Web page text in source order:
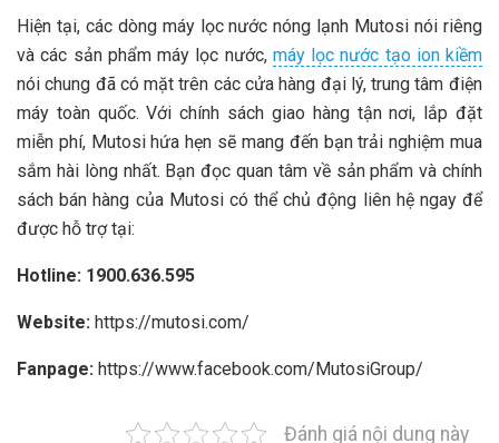
Hiện tại, các dòng máy lọc nước nóng lạnh Mutosi nói riêng
và các sản phẩm máy lọc nước, máy lọc nước tạo ion kiềm
nói chung đã có mặt trên các cửa hàng đại lý, trung tâm điện
máy toàn quốc. Với chính sách giao hàng tận nơi, lắp đặt
miễn phí, Mutosi hứa hẹn sẽ mang đến bạn trải nghiệm mua
sắm hài lòng nhất. Bạn đọc quan tâm về sản phẩm và chính
sách bán hàng của Mutosi có thể chủ động liên hệ ngay để
được hỗ trợ tại:
Hotline: 1900.636.595
Website: https://mutosi.com/
Fanpage: https://www.facebook.com/MutosiGroup/
Đánh giá nội dung này